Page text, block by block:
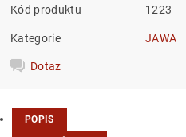
Kód produktu 1223
Kategorie JAWA
Dotaz
POPIS